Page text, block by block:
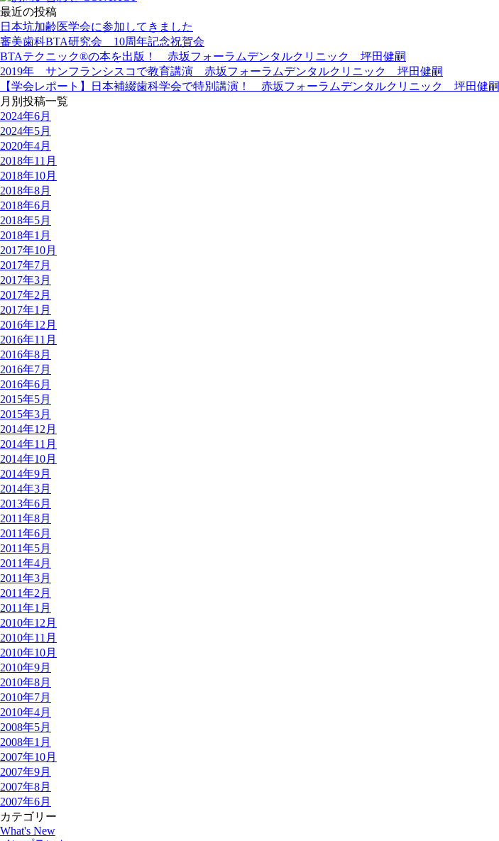
最近の投稿
日本坑加齢医学会に参加してきました
審美歯科BTA研究会 10周年記念祝賀会
BTAテクニック®の本を出版！ 赤坂フォーラムデンタルクリニック 坪田健嗣
2019年 サンフランシスコで教育講演 赤坂フォーラムデンタルクリニック 坪田健嗣
【学会レポート】日本補綴歯科学会で特別講演！ 赤坂フォーラムデンタルクリニック 坪田健嗣
月別投稿一覧
2024年6月
2024年5月
2020年4月
2018年11月
2018年10月
2018年8月
2018年6月
2018年5月
2018年1月
2017年10月
2017年7月
2017年3月
2017年2月
2017年1月
2016年12月
2016年11月
2016年8月
2016年7月
2016年6月
2015年5月
2015年3月
2014年12月
2014年11月
2014年10月
2014年9月
2014年3月
2013年6月
2011年8月
2011年6月
2011年5月
2011年4月
2011年3月
2011年2月
2011年1月
2010年12月
2010年11月
2010年10月
2010年9月
2010年8月
2010年7月
2010年4月
2008年5月
2008年1月
2007年10月
2007年9月
2007年8月
2007年6月
カテゴリー
What's New